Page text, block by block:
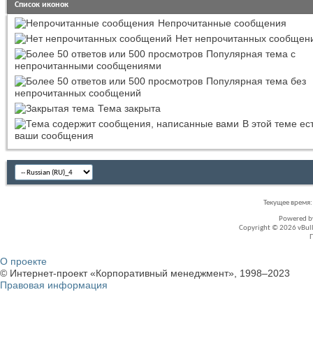
Список иконок
Непрочитанные сообщения
Нет непрочитанных
Популярная тема с
непрочитанными сообщениями
Популярная тема без
непрочитанных сообщений
Тема закрыта
В этой теме
ваши сообщения
Текущее время:
Powered
Copyright © 2026
О проекте
© Интернет-проект «Корпоративный менеджмент», 1998–2023
Правовая информация